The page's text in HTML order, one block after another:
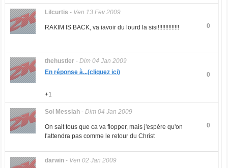
Lilcurtis - Ven 13 Fev 2009
0
RAKIM IS BACK, va iavoir du lourd la sisi!!!!!!!!!!!!!!
thehustler- Dim 04 Jan 2009
0
En réponse à...(cliquez ici)
+1
Sol Messiah- Dim 04 Jan 2009
0
On sait tous que ca va flopper, mais j'espère qu'on
l'attendra pas comme le retour du Christ
darwin- Ven 02 Jan 2009